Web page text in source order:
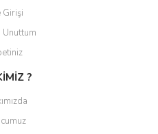
Girişi
Unuttum
?